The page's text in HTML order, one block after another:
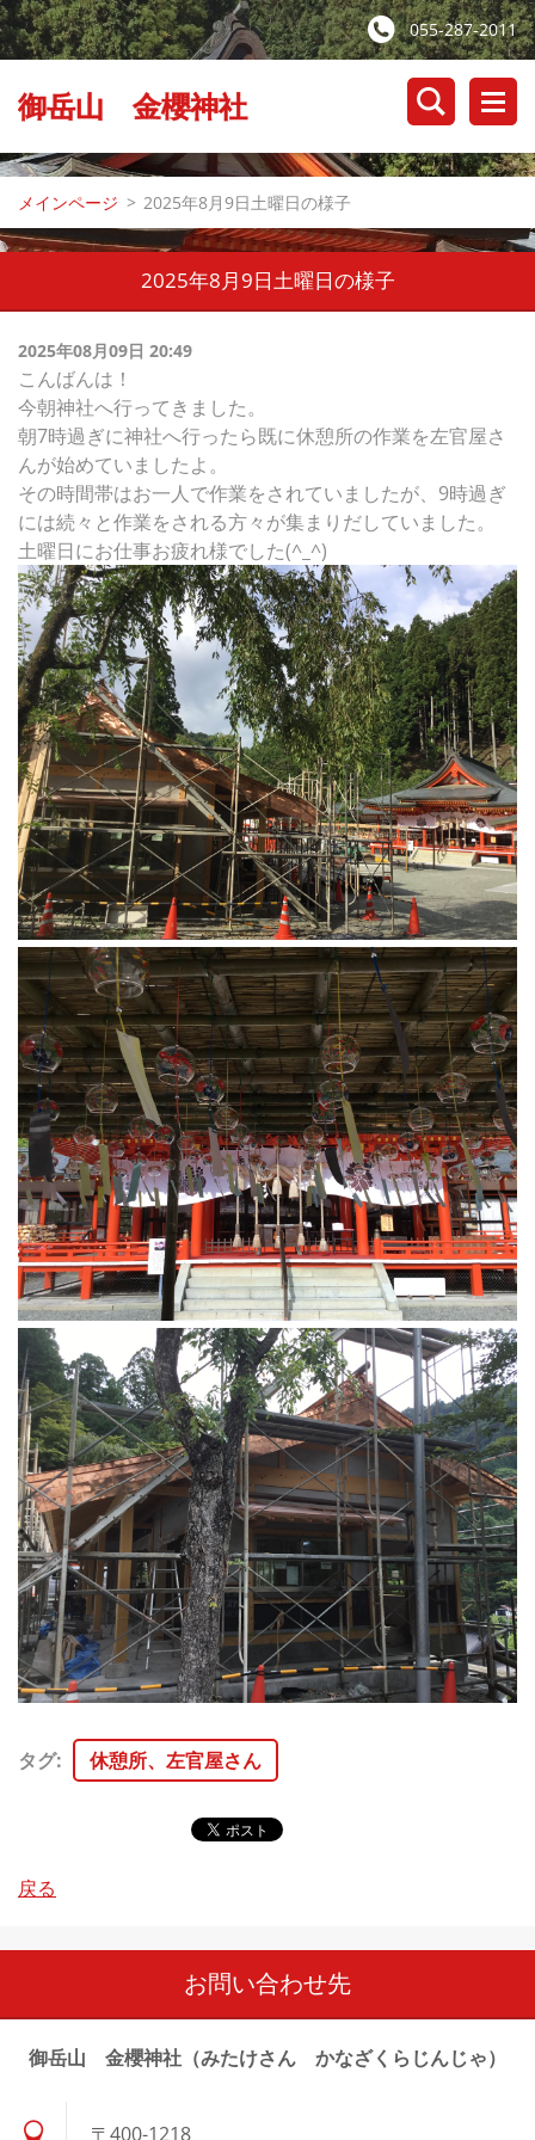
055-287-2011
御岳山 金櫻神社
メインページ > 2025年8月9日土曜日の様子
2025年8月9日土曜日の様子
2025年08月09日 20:49
こんばんは！
今朝神社へ行ってきました。
朝7時過ぎに神社へ行ったら既に休憩所の作業を左官屋さ
んが始めていましたよ。
その時間帯はお一人で作業をされていましたが、9時過ぎ
には続々と作業をされる方々が集まりだしていました。
土曜日にお仕事お疲れ様でした(^_^)
タグ: 休憩所、左官屋さん
戻る
お問い合わせ先
御岳山 金櫻神社（みたけさん かなざくらじんじゃ）
〒400-1218